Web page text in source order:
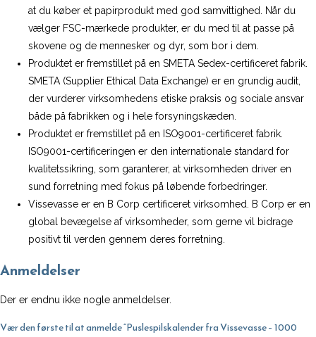
at du køber et papirprodukt med god samvittighed. Når du
vælger FSC-mærkede produkter, er du med til at passe på
skovene og de mennesker og dyr, som bor i dem.
Produktet er fremstillet på en SMETA Sedex-certificeret fabrik.
SMETA (Supplier Ethical Data Exchange) er en grundig audit,
der vurderer virksomhedens etiske praksis og sociale ansvar
både på fabrikken og i hele forsyningskæden.
Produktet er fremstillet på en ISO9001-certificeret fabrik.
ISO9001-certificeringen er den internationale standard for
kvalitetssikring, som garanterer, at virksomheden driver en
sund forretning med fokus på løbende forbedringer.
Vissevasse er en B Corp certificeret virksomhed. B Corp er en
global bevægelse af virksomheder, som gerne vil bidrage
positivt til verden gennem deres forretning.
Anmeldelser
Der er endnu ikke nogle anmeldelser.
Vær den første til at anmelde “Puslespilskalender fra Vissevasse – 1000